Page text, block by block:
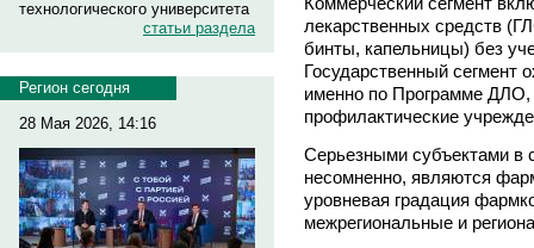
технологического университета
статьи раздела
Регион сегодня
28 Мая 2026, 14:16
лекарственных средств
бинты, капельницы) без
Государственный сегмент
именно по Программе ДЛО,
профилактические
Серьезными субъектами в
несомненно, являются
уровневая градация
межрегиональные и